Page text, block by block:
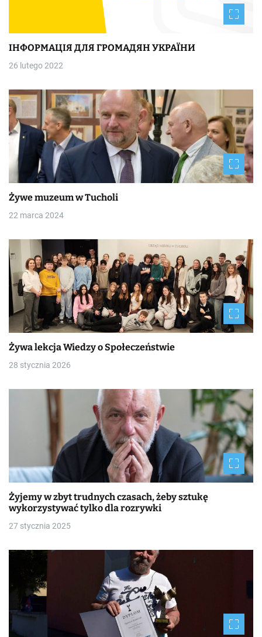
ІНФОРМАЦІЯ ДЛЯ ГРОМАДЯН УКРАЇНИ
26 lutego 2022
Żywe muzeum w Tucholi
22 marca 2024
Żywa lekcja Wiedzy o Społeczeństwie
28 stycznia 2026
Żyjemy w zbyt trudnych czasach, żeby sztukę
wykorzystywać tylko dla rozrywki
27 stycznia 2025